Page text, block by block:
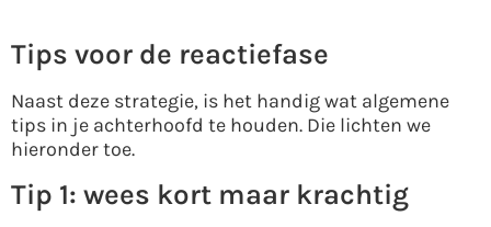
Tips voor de reactiefase
Naast deze strategie, is het handig wat algemene
tips in je achterhoofd te houden. Die lichten we
hieronder toe.
Tip 1: wees kort maar krachtig